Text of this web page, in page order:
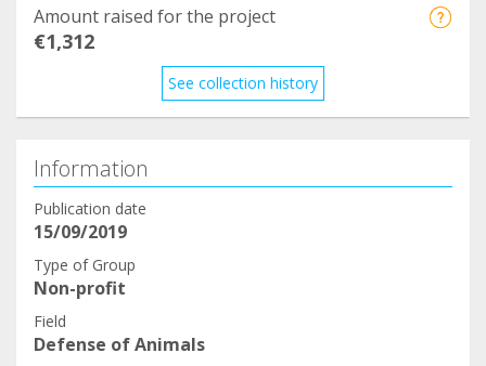
Amount raised for the project
€1,312
See collection history
Information
Publication date
15/09/2019
Type of Group
Non-profit
Field
Defense of Animals